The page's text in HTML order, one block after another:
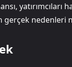
yatırımcıları
gerçek nedenleri